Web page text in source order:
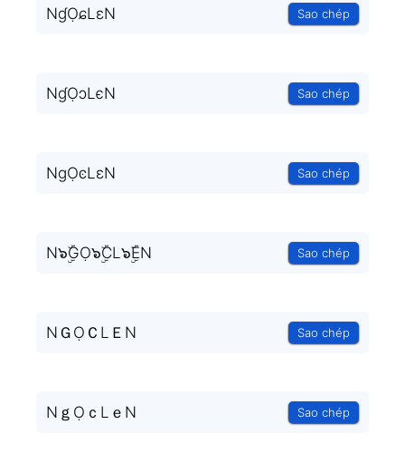
NɠỌɕLεN Sao chép
NɠỌɔLєN Sao chép
NɡỌͼLɛN Sao chép
N๖ۣۜGỌ๖ۣۜCL๖ۣۜEN Sao chép
NＧỌＣLＥN Sao chép
NｇỌｃLｅN Sao chép